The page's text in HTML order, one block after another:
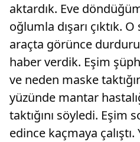
aktardık. Eve
oğlumla dışarı çıktık.
araçta görünce
haber verdik. Eşim
ve neden maske
yüzünde mantar
taktığını söyledi. Eşim
edince kaçmaya